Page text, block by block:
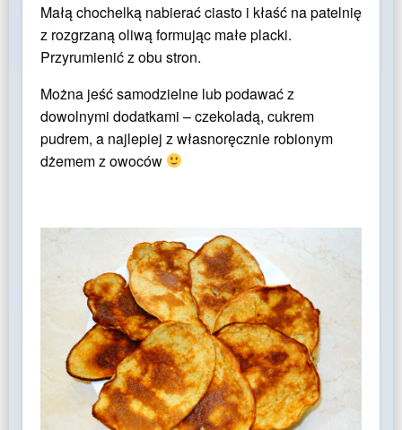
Małą chochelką nabierać ciasto i kłaść na patelnię
z rozgrzaną oliwą formując małe placki.
Przyrumienić z obu stron.
Można jeść samodzielne lub podawać z
dowolnymi dodatkami – czekoladą, cukrem
pudrem, a najlepiej z własnoręcznie robionym
dżemem z owoców